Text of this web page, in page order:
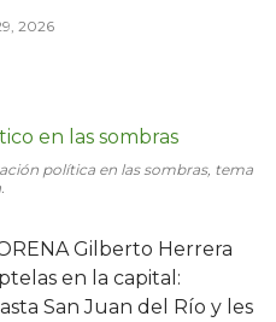
2026
política en las sombras, tema
Gilberto Herrera
en la capital:
San Juan del Río y les